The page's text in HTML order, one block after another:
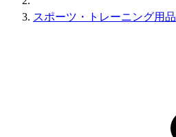
スポーツ・トレーニング用品